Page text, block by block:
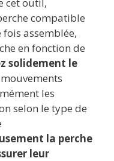
compatible
assemblée,
en fonction de
solidement le
les
selon le type de
la perche
leur